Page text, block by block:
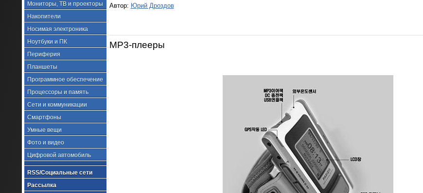
Мониторы, ТВ и проекторы
Накопители
Носимая электроника
Ноутбуки и ПК
Периферия
Планшеты
Программное обеспечение
Процессоры и память
Сети и коммуникации
Смартфоны
Умные вещи
Фото и видео
Цифровой автомобиль
RSS/Социальные сети
Рассылка
Автор: Юрий Дроздов
MP3-плееры